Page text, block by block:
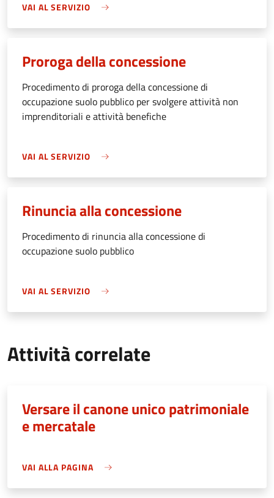
VAI AL SERVIZIO
Proroga della concessione
Procedimento di proroga della concessione di
occupazione suolo pubblico per svolgere attività non
imprenditoriali e attività benefiche
VAI AL SERVIZIO
Rinuncia alla concessione
Procedimento di rinuncia alla concessione di
occupazione suolo pubblico
VAI AL SERVIZIO
Attività correlate
Versare il canone unico patrimoniale
e mercatale
VAI ALLA PAGINA